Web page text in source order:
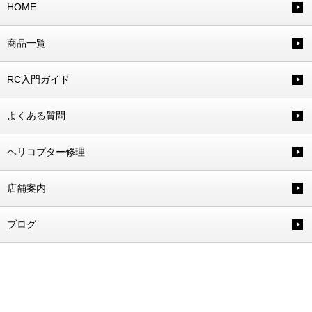
HOME
商品一覧
RC入門ガイド
よくある質問
ヘリコプター修理
店舗案内
ブログ